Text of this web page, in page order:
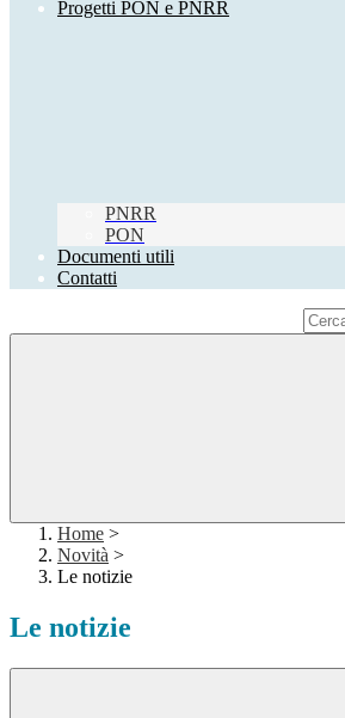
Progetti PON e PNRR
PNRR
PON
Documenti utili
Contatti
Home >
Novità >
Le notizie
Le notizie